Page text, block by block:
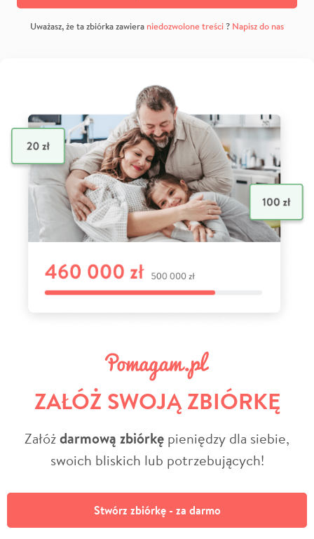
Uważasz, że ta zbiórka zawiera niedozwolone treści? Napisz do nas
ZAŁÓŻ SWOJĄ ZBIÓRKĘ
Załóżdarmową zbiórkę pieniędzy dla siebie,
swoich bliskich lub potrzebujących!
Stwórz zbiórkę - za darmo